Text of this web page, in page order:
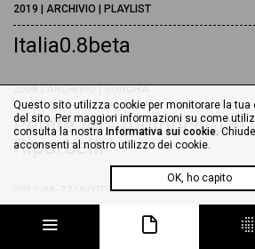
2019 | ARCHIVIO | PLAYLIST
Italia0.8beta
2008 | ARCHIVIO | SONORA
Pepite 40 - Aldinucci, De
Riparbelli
2012-08-27 | NOTIZIE | ARCHIVIO
Selezione Naturale - Sei
Questo sito utilizza cookie per monitorare la tua
del sito. Per maggiori informazioni su come
consulta la nostra Informativa sui cookie.
acconsenti al nostro utilizzo dei cookie.
OK, ho capito